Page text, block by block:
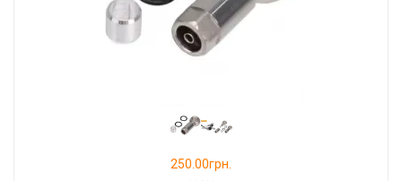
250.00грн.